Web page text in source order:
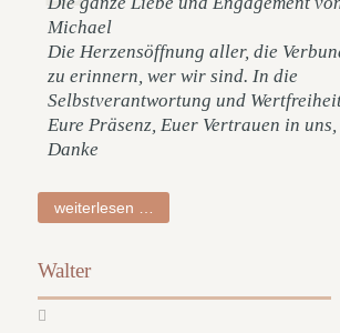
Michael
Die Herzensöffnung aller, die
zu erinnern, wer wir sind. In die
Selbstverantwortung und
Eure Präsenz, Euer Vertrauen in
Danke
weiterlesen …
Walter